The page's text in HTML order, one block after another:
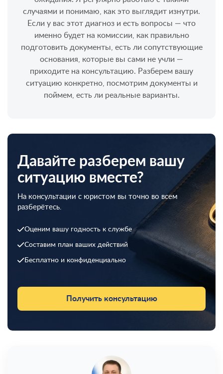
случаями и понимаю, как это выглядит изнутри.
Если у вас этот диагноз и есть вопросы — что
именно будет на комиссии, как правильно
подготовить документы, есть ли сопутствующие
основания, которые вы сами не учли —
приходите на консультацию. Разберем вашу
ситуацию конкретно, посмотрим документы и
поймем, есть ли реальные варианты.
Давайте разберем вашу
ситуацию вместе?
На консультации с юристом вы точно во всем
разберётесь.
Оценим вашу годность к службе
Составим план ваших действий
Бесплатно и конфиденциально
Получить консультацию